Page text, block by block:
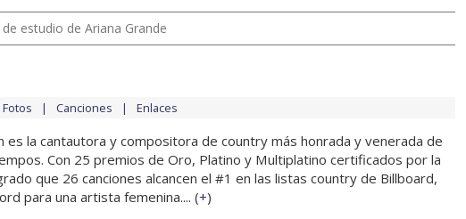
estudio de Ariana Grande
Fotos Canciones Enlaces
es la cantautora y compositora de country más honrada y venerada de
Con 25 premios de Oro, Platino y Multiplatino certificados por la
que 26 canciones alcancen el #1 en las listas country de Billboard,
para una artista femenina.... (+)